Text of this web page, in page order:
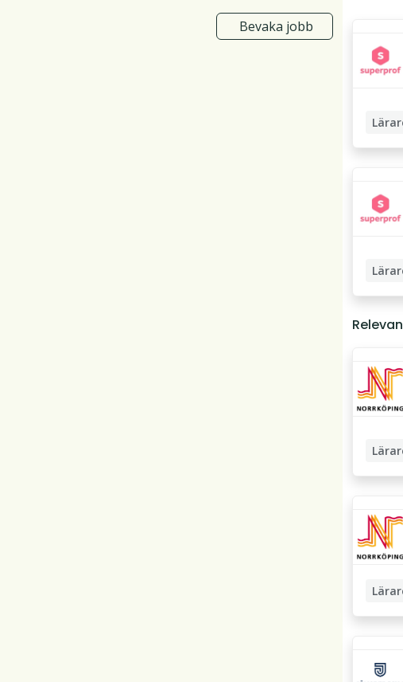
Bevaka jobb